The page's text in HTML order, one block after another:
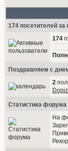
174 посетителей
174
Поздравляем с
2
Dopiz
Статистика форума
На